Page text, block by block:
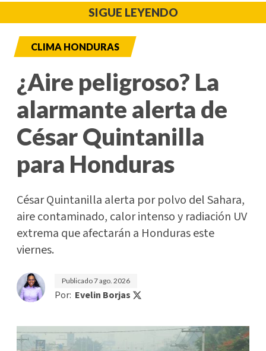
SIGUE LEYENDO
CLIMA HONDURAS
¿Aire peligroso? La
alarmante alerta de
César Quintanilla
para Honduras
César Quintanilla alerta por polvo del Sahara,
aire contaminado, calor intenso y radiación UV
extrema que afectarán a Honduras este
viernes.
Publicado7 ago. 2026
Por: Evelin Borjas